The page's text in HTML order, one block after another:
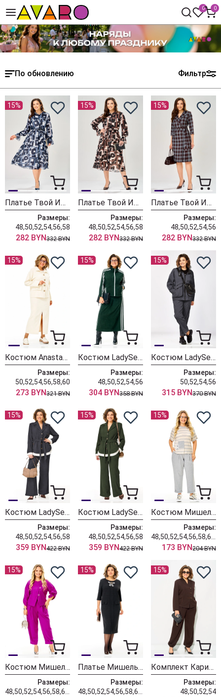
0 0
По обновлению Фильтр
15%
Платье Твой Имидж 2463 серо-голубой с принтом
Размеры:
48,50,52,54,56,58
282 BYN332 BYN
15%
Платье Твой Имидж 2462 пудровый с принтом
Размеры:
48,50,52,54,56,58
282 BYN332 BYN
15%
Платье Твой Имидж 2413 шоколадный в клетку
Размеры:
48,50,52,54,56
282 BYN332 BYN
15%
Костюм Anastasia 1384 слоновая кость
Размеры:
50,52,54,56,58,60
273 BYN321 BYN
15%
Костюм LadySecret 26260 зеленый
Размеры:
48,50,52,54,56
304 BYN358 BYN
15%
Костюм LadySecret 25229 темный графит
Размеры:
50,52,54,56
315 BYN370 BYN
15%
Костюм LadySecret 26251 темный графит
Размеры:
48,50,52,54,56,58
359 BYN422 BYN
15%
Костюм LadySecret 26251 хаки
Размеры:
48,50,52,54,56,58
359 BYN422 BYN
15%
Костюм Мишель Шик 1452 серый+полоска
Размеры:
173 BYN204 BYN
15%
Костюм Мишель Шик 1436/1 королевский пурпур
Размеры:
15%
Платье Мишель Шик 2204 графит+клетка
Размеры:
15%
Комплект Карина Делюкс 1458 коричневый
Размеры:
48,50,52,54